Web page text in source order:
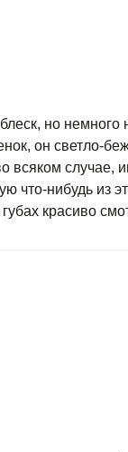
но немного
он светло-
всяком случае,
что-нибудь из
красиво